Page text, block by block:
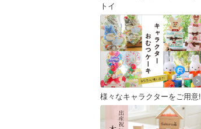
トイ
様々なキャラクターをご用意!